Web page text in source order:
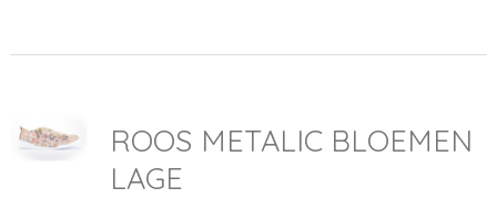
ROOS METALIC BLOEMEN
LAGE